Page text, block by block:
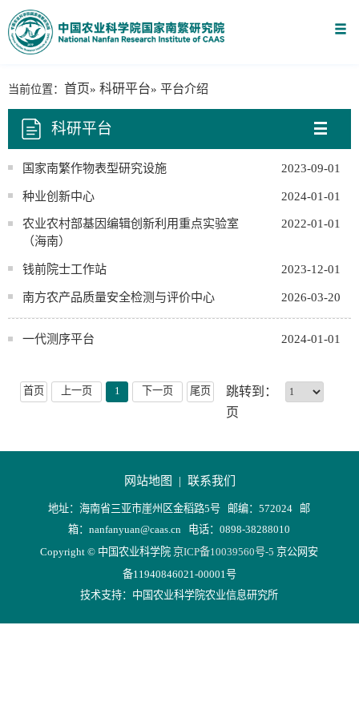
当前位置： 首页» 科研平台» 平台介绍
科研平台
国家南繁作物表型研究设施 2023-09-01
种业创新中心 2024-01-01
农业农村部基因编辑创新利用重点实验室
（海南）
2022-01-01
钱前院士工作站 2023-12-01
南方农产品质量安全检测与评价中心 2026-03-20
一代测序平台 2024-01-01
首页 上一页 1 下一页 尾页
跳转到：
页
网站地图 | 联系我们
地址：海南省三亚市崖州区金稻路5号 邮编：572024 邮
箱：nanfanyuan@caas.cn 电话：0898-38288010
Copyright © 中国农业科学院京ICP备10039560号-5 京公网安
备11940846021-00001号
技术支持：中国农业科学院农业信息研究所